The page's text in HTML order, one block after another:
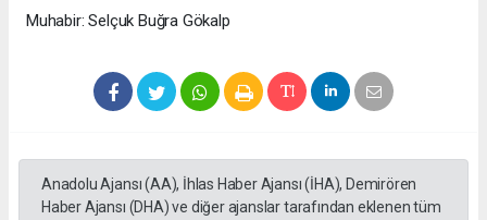
Muhabir: Selçuk Buğra Gökalp
Anadolu Ajansı (AA), İhlas Haber Ajansı (İHA), Demirören
Haber Ajansı (DHA) ve diğer ajanslar tarafından eklenen tüm